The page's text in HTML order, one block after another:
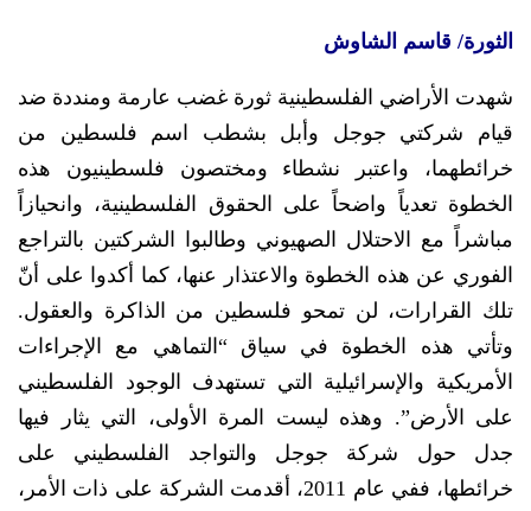
الثورة/ قاسم الشاوش
شهدت الأراضي الفلسطينية ثورة غضب عارمة ومنددة ضد
قيام شركتي جوجل وأبل بشطب اسم فلسطين من
خرائطهما، واعتبر نشطاء ومختصون فلسطينيون هذه
الخطوة تعدياً واضحاً على الحقوق الفلسطينية، وانحيازاً
مباشراً مع الاحتلال الصهيوني وطالبوا الشركتين بالتراجع
الفوري عن هذه الخطوة والاعتذار عنها، كما أكدوا على أنّ
تلك القرارات، لن تمحو فلسطين من الذاكرة والعقول.
وتأتي هذه الخطوة في سياق “التماهي مع الإجراءات
الأمريكية والإسرائيلية التي تستهدف الوجود الفلسطيني
على الأرض”. وهذه ليست المرة الأولى، التي يثار فيها
جدل حول شركة جوجل والتواجد الفلسطيني على
خرائطها، ففي عام 2011، أقدمت الشركة على ذات الأمر،